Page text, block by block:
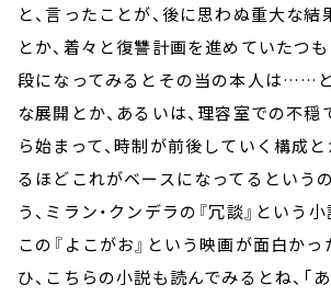
と、言ったことが、後に思わぬ重大な
とか、着々と復讐計画を進めていたつ
段になってみるとその当の本人は……
な展開とか、あるいは、理容室での不
ら始まって、時制が前後していく構成と
るほどこれがベースになってるという
う、ミラン・クンデラの『冗談』という小
この『よこがお』という映画が面白か
ひ、こちらの小説も読んでみるとね、「